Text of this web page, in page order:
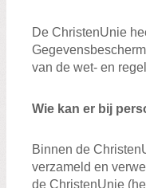
De ChristenUnie
van de wet- en
Wie kan er bij
Binnen de
verzameld en
de ChristenUnie